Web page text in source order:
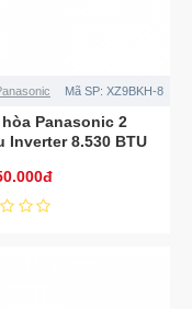
Mã SP: XZ9BKH-8
Panasonic 2
Inverter 8.530 BTU